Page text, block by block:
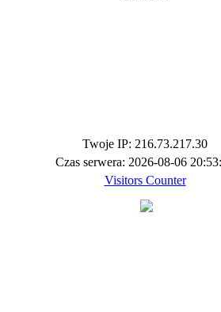
Twoje IP: 216.73.217.30
Czas serwera: 2026-08-06
Visitors Counter